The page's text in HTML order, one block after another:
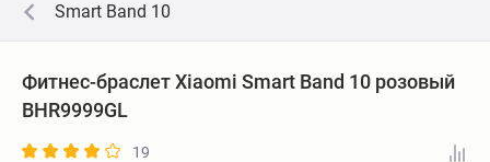
Smart Band 10
Фитнес-браслет Xiaomi Smart Band 10 розовый
BHR9999GL
19